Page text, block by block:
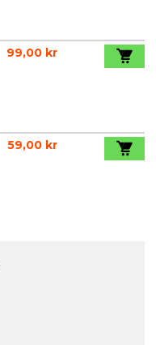
99,00 kr
59,00 kr